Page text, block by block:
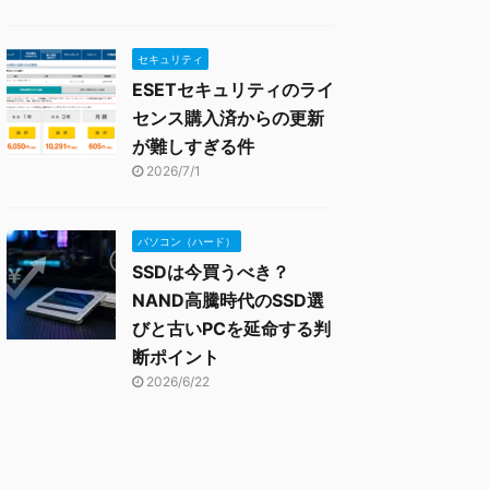
セキュリティ
ESETセキュリティのライ
センス購入済からの更新
が難しすぎる件
2026/7/1
パソコン（ハード）
SSDは今買うべき？
NAND高騰時代のSSD選
びと古いPCを延命する判
断ポイント
2026/6/22